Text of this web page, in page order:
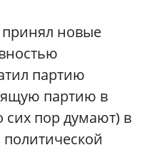
принял новые
партию
партию в
сих пор думают) в